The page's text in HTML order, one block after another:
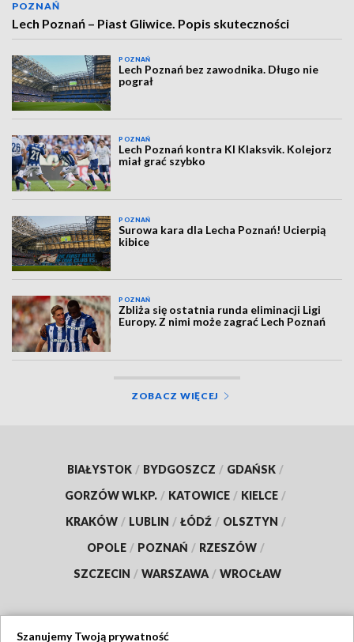
POZNAŃ
Lech Poznań – Piast Gliwice. Popis skuteczności
POZNAŃ
Lech Poznań bez zawodnika. Długo nie
pograł
POZNAŃ
Lech Poznań kontra KI Klaksvik. Kolejorz
miał grać szybko
POZNAŃ
Surowa kara dla Lecha Poznań! Ucierpią
kibice
POZNAŃ
Zbliża się ostatnia runda eliminacji Ligi
Europy. Z nimi może zagrać Lech Poznań
ZOBACZ WIĘCEJ
BIAŁYSTOK / BYDGOSZCZ / GDAŃSK /
GORZÓW WLKP. / KATOWICE / KIELCE /
KRAKÓW / LUBLIN / ŁÓDŹ / OLSZTYN /
OPOLE / POZNAŃ / RZESZÓW /
SZCZECIN / WARSZAWA / WROCŁAW
Szanujemy Twoją prywatność